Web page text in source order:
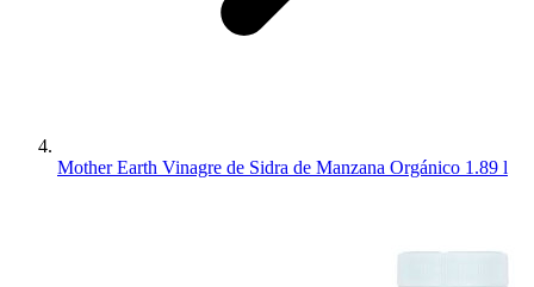
Mother Earth Vinagre de Sidra de Manzana Orgánico 1.89 l